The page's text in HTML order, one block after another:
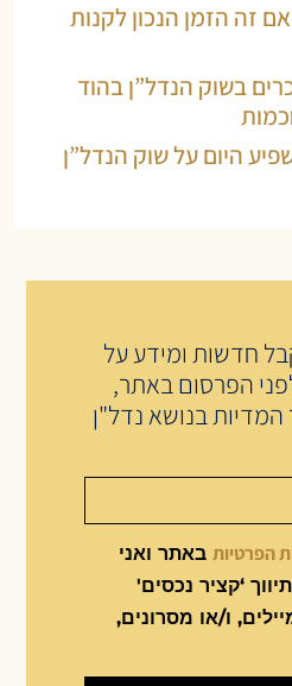
האם זה הזמן הנכון לקנות
בשוק הנדל”ן בהוד
היום על שוק הנדל”ן
חדשות ומידע על
הפרסום באתר,
המדיות בנושא נדל"ן
הפרטיות באתר ואני
‘קציר נכסים'
ו/או מסרונים,